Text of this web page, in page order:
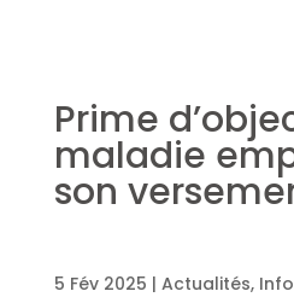
Prime
maladie
son
5 Fév 2025 | Actualités,